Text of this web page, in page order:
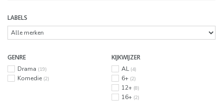
LABELS
GENRE
Drama (19)
Komedie (2)
KIJKWIJZER
AL (4)
6+ (2)
12+ (8)
16+ (2)